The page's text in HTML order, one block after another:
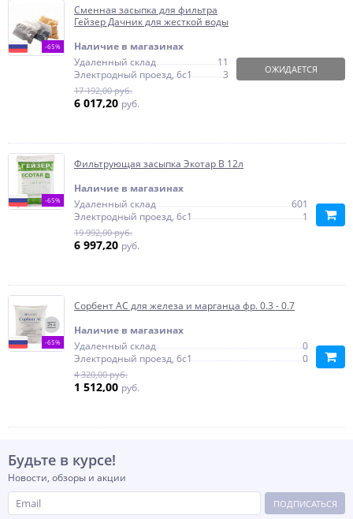
-65%
Сменная засыпка для фильтра
Гейзер Дачник для жесткой воды
Наличие в магазинах
Удаленный склад
11
Электродный проезд, 6с1
3
17 192,00 руб.
6 017,20 руб.
ОЖИДАЕТСЯ
-65%
Фильтрующая засыпка Экотар B 12л
Наличие в магазинах
Удаленный склад
601
Электродный проезд, 6с1
1
19 992,00 руб.
6 997,20 руб.
-65%
Сорбент АС для железа и марганца фр. 0.3 - 0.7
Наличие в магазинах
Удаленный склад
0
Электродный проезд, 6с1
0
4 320,00 руб.
1 512,00 руб.
Будьте в курсе!
Новости, обзоры и акции
ПОДПИСАТЬСЯ